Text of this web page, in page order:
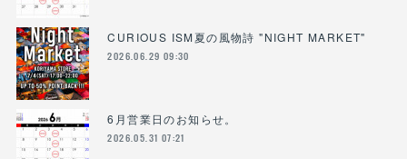
CURIOUS ISM夏の風物詩 "NIGHT MARKET"
2026.06.29 09:30
6月営業日のお知らせ。
2026.05.31 07:21